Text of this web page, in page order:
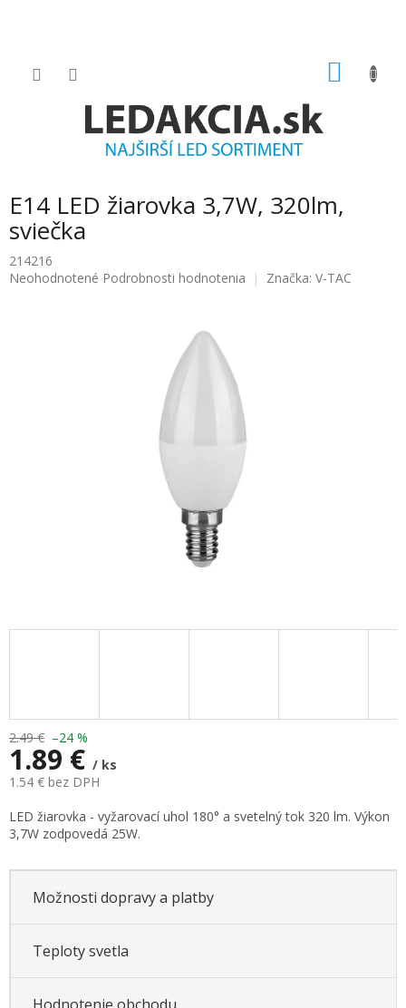
E14 LED žiarovka 3,7W, 320lm,
sviečka
214216
Priemerné
Neohodnotené Podrobnosti hodnotenia Značka: V-TAC
2.49 € –24 %
1.89 € / ks
1.54 € bez DPH
Jednotková
cena:
LED žiarovka - vyžarovací uhol 180° a svetelný tok 320 lm. Výkon
3,7W zodpovedá 25W.
Možnosti dopravy a platby
Teploty svetla